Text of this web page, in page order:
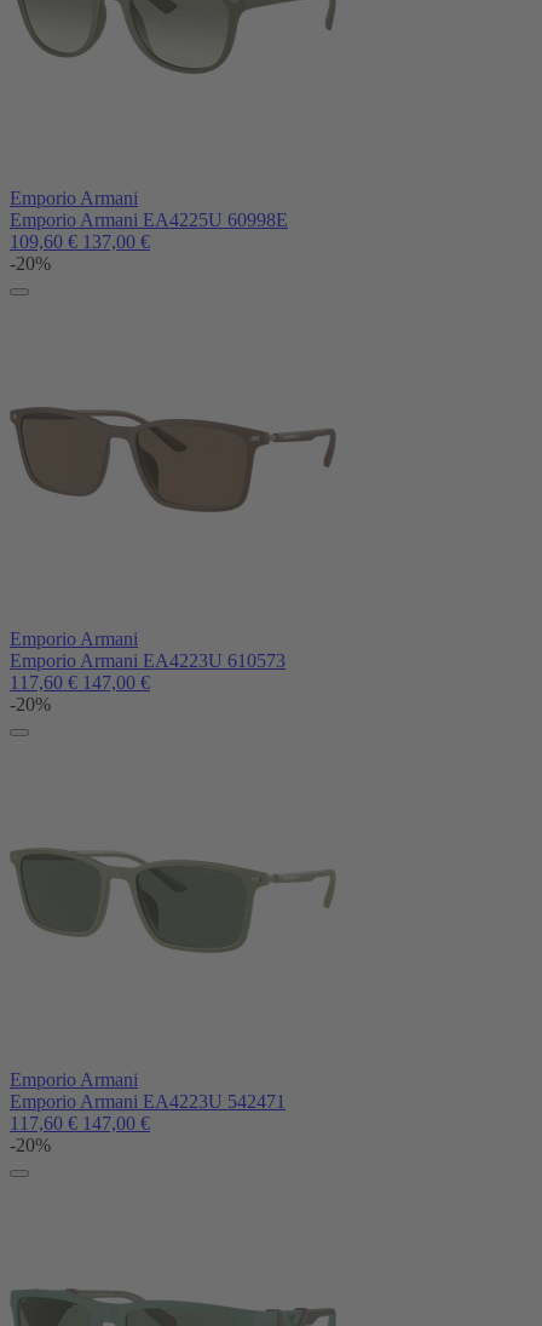
Emporio Armani
Emporio Armani EA4225U 60998E
109,60 € 137,00 €
-20%
Emporio Armani
Emporio Armani EA4223U 610573
117,60 € 147,00 €
-20%
Emporio Armani
Emporio Armani EA4223U 542471
117,60 € 147,00 €
-20%